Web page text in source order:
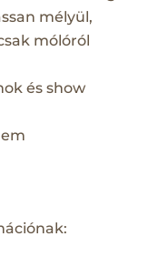
mélyül,
mólóról
és show